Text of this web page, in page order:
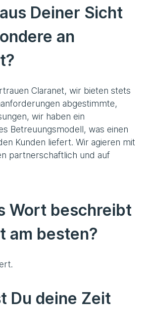
Deiner Sicht
an
Claranet, wir bieten stets
abgestimmte,
wir haben ein
Betreuungsmodell, was einen
Kunden liefert. Wir agieren mit
partnerschaftlich und auf
Wort beschreibt
am besten?
Du deine Zeit